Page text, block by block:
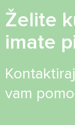
Želite
imate
vam